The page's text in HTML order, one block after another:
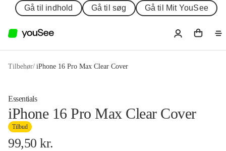
Gå til indhold Gå til søg Gå til Mit YouSee
Tilbehør/ iPhone 16 Pro Max Clear Cover
Essentials
iPhone 16 Pro Max Clear Cover
Tilbud
99,50kr.